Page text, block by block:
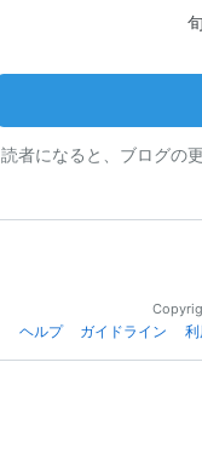
読者になると、ブログの
ヘルプ
ガイドライン